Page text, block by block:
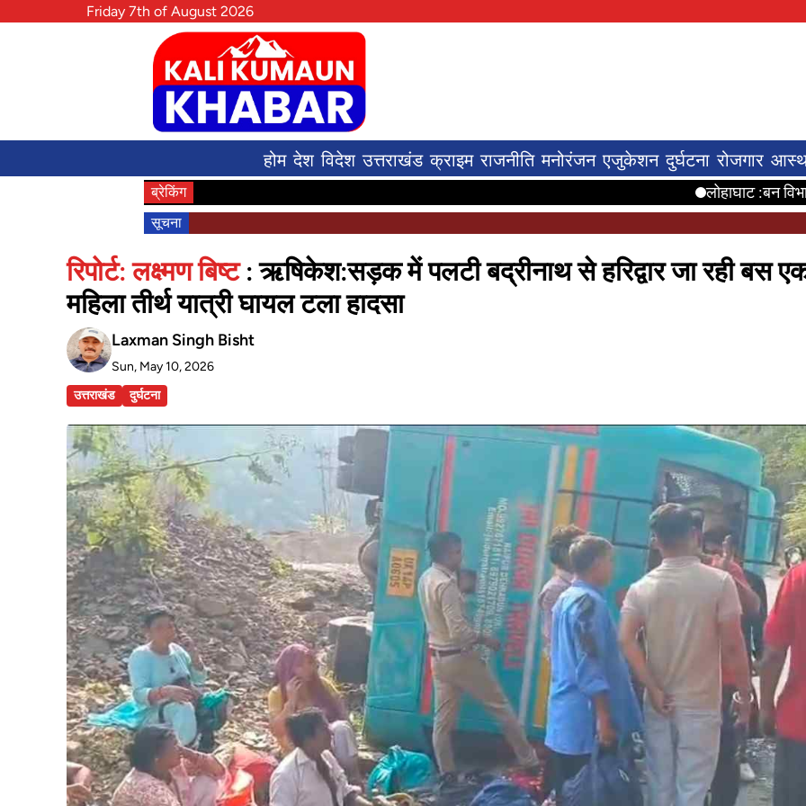
Friday 7th of August 2026
होम देश विदेश उत्तराखंड क्राइम राजनीति मनोरंजन एजुकेशन दुर्घटना रोजगार
ब्रेकिंग लोहाघाट :बन विभाग ने ततैयो आतंक
सूचना
रिपोर्ट: लक्ष्मण बिष्ट: ऋषिकेश:सड़क में पलटी बद्रीनाथ से हरिद्वार जा रही बस
महिला तीर्थ यात्री घायल टला हादसा
Laxman Singh Bisht
Sun, May 10, 2026
उत्तराखंड
दुर्घटना